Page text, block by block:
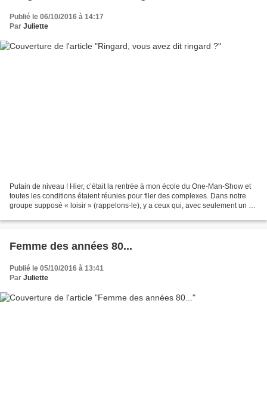
Publié le 06/10/2016 à 14:17
Par Juliette
Putain de niveau ! Hier, c’était la rentrée à mon école du One-Man-Show et
toutes les conditions étaient réunies pour filer des complexes. Dans notre
groupe supposé « loisir » (rappelons-le), y a ceux qui, avec seulement un an
Femme des années 80...
Publié le 05/10/2016 à 13:41
Par Juliette